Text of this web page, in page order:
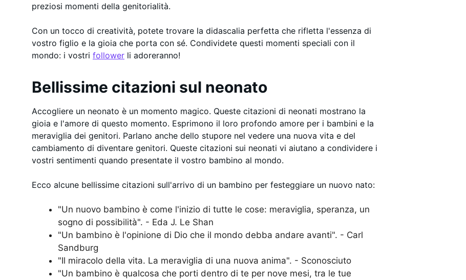
preziosi momenti della genitorialità.
Con un tocco di creatività, potete trovare la didascalia perfetta che rifletta l'essenza di
vostro figlio e la gioia che porta con sé. Condividete questi momenti speciali con il
mondo: i vostri follower li adoreranno!
Bellissime citazioni sul neonato
Accogliere un neonato è un momento magico. Queste citazioni di neonati mostrano la
gioia e l'amore di questo momento. Esprimono il loro profondo amore per i bambini e la
meraviglia dei genitori. Parlano anche dello stupore nel vedere una nuova vita e del
cambiamento di diventare genitori. Queste citazioni sui neonati vi aiutano a condividere i
vostri sentimenti quando presentate il vostro bambino al mondo.
Ecco alcune bellissime citazioni sull'arrivo di un bambino per festeggiare un nuovo nato:
"Un nuovo bambino è come l'inizio di tutte le cose: meraviglia, speranza, un
sogno di possibilità". - Eda J. Le Shan
"Un bambino è l'opinione di Dio che il mondo debba andare avanti". - Carl
Sandburg
"Il miracolo della vita. La meraviglia di una nuova anima". - Sconosciuto
"Un bambino è qualcosa che porti dentro di te per nove mesi, tra le tue